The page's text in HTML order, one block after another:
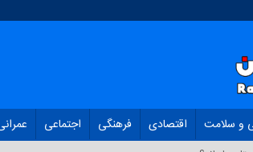
و سلامت اقتصادی فرهنگی اجتماعی